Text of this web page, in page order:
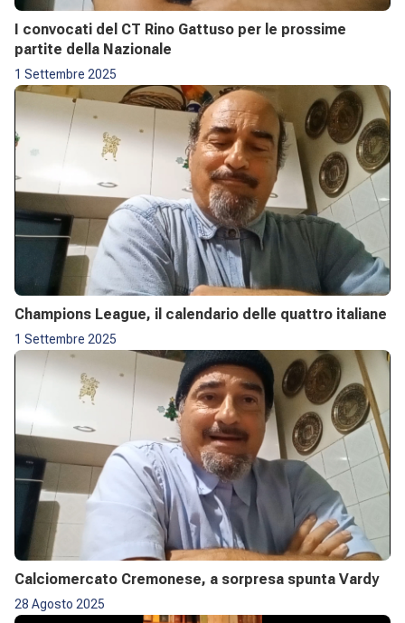
I convocati del CT Rino Gattuso per le prossime
partite della Nazionale
1 Settembre 2025
Champions League, il calendario delle quattro italiane
1 Settembre 2025
Calciomercato Cremonese, a sorpresa spunta Vardy
28 Agosto 2025